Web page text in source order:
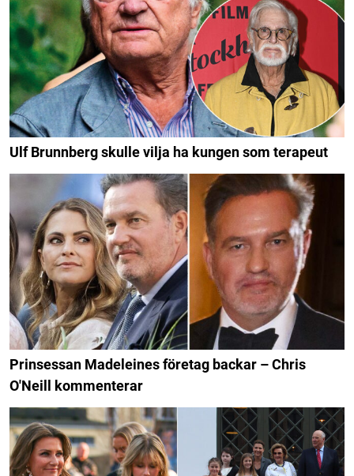
Ulf Brunnberg skulle vilja ha kungen som terapeut
Prinsessan Madeleines företag backar – Chris
O'Neill kommenterar